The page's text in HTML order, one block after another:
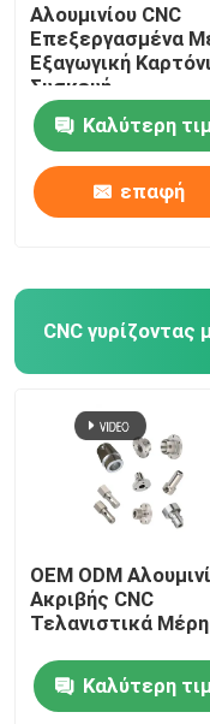
Αλουμινίου CNC
Επεξεργασμένα
Εξαγωγική Καρτόνι
Συσκευή
Προσαρμοσμένη
Καλύτερη
επαφή
CNC γυρίζοντας
OEM ODM
Ακριβής CNC
Τελανιστικά Μέρη
Καλύτερη